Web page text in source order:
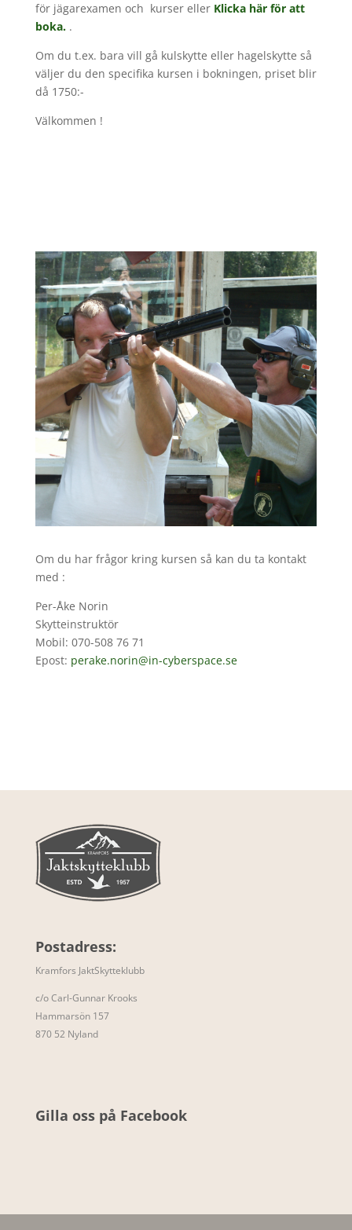
för jägarexamen och kurser eller Klicka här för att
boka. .
Om du t.ex. bara vill gå kulskytte eller hagelskytte så
väljer du den specifika kursen i bokningen, priset blir
då 1750:-
Välkommen !
Om du har frågor kring kursen så kan du ta kontakt
med :
Per-Åke Norin
Skytteinstruktör
Mobil: 070-508 76 71
Epost: perake.norin@in-cyberspace.se
Postadress:
Kramfors JaktSkytteklubb
c/o Carl-Gunnar Krooks
Hammarsön 157
870 52 Nyland
Gilla oss på Facebook